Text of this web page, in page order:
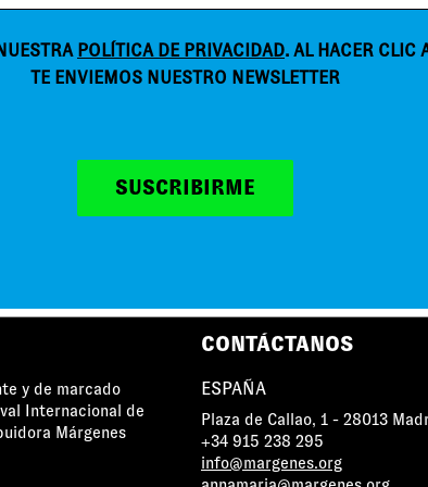
POLÍTICA DE PRIVACIDAD. AL HACER CLIC
TE ENVIEMOS NUESTRO NEWSLETTER
SUSCRIBIRME
MÁRGENES AGRADECE EL APOYO DE
y de marcado
Internacional de
Márgenes
CONTÁCTANOS
ESPAÑA
Plaza de Callao, 1 - 28013
+34 915 238 295
info@margenes.org